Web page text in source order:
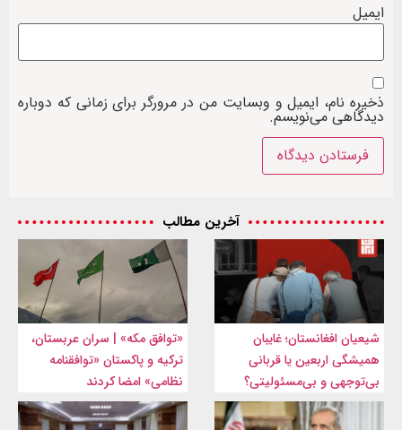
ایمیل
ذخیره نام، ایمیل و وبسایت من در مرورگر برای زمانی که دوباره
دیدگاهی می‌نویسم.
آخرین مطالب
شیعیان افغانستان؛ غایبان
همیشگی اربعین یا قربانی
بی‌توجهی و بی‌مسئولیتی؟
«توافق مکه» | سران عربستان،
ترکیه و پاکستان «توافقنامه
نظامی» امضا کردند